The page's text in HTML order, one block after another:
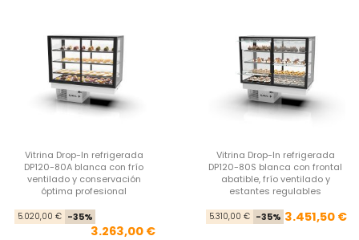
Vitrina Drop-In refrigerada
DP120-80A blanca con frío
ventilado y conservación
óptima profesional
Precio base
5.020,00 € -35%
3.263,00 €
Vitrina Drop-In refrigerada
DP120-80S blanca con frontal
abatible, frío ventilado y
estantes regulables
5.310,00 € -35% 3.451,50 €